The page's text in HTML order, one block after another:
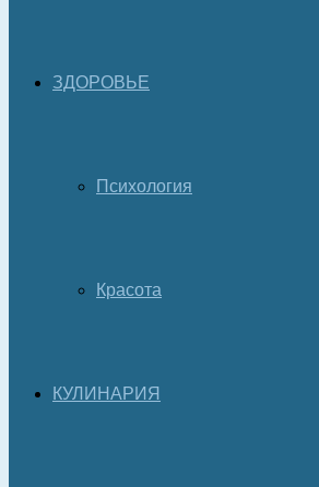
ЗДОРОВЬЕ
Психология
Красота
КУЛИНАРИЯ